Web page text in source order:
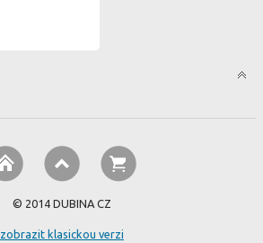
© 2014 DUBINA CZ
zobrazit klasickou verzi